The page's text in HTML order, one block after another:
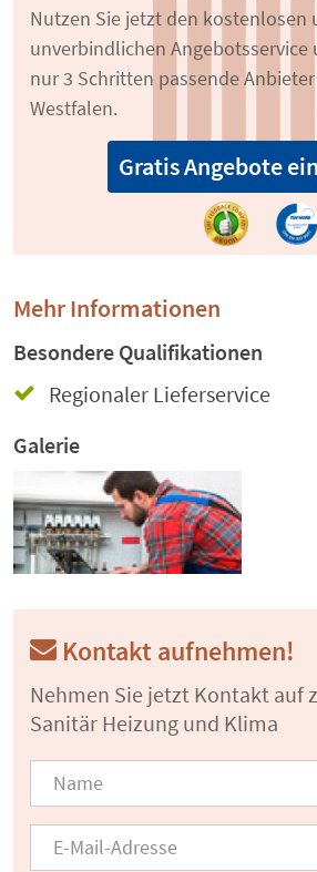
Nutzen Sie jetzt den kostenlosen
unverbindlichen Angebotsservice
nur 3 Schritten passende
Westfalen.
Gratis Angebote
Mehr Informationen
Besondere Qualifikationen
Regionaler Lieferservice
Galerie
Kontakt aufnehmen!
Nehmen Sie jetzt Kontakt auf
Sanitär Heizung und Klima